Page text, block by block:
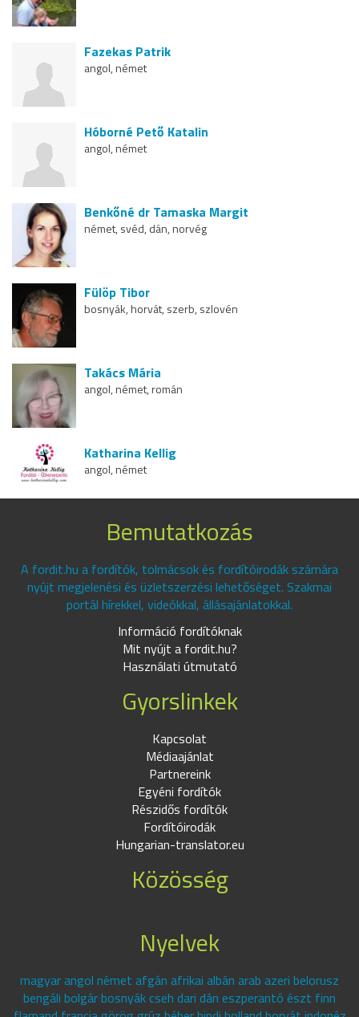
Fazekas Patrik
angol, német
Hóborné Pető Katalin
angol, német
Benkőné dr Tamaska Margit
német, svéd, dán, norvég
Fülöp Tibor
bosnyák, horvát, szerb, szlovén
Takács Mária
angol, német, román
Katharina Kellig
angol, német
Bemutatkozás
A fordit.hu a fordítók, tolmácsok és fordítóirodák számára
nyújt megjelenési és üzletszerzési lehetőséget. Szakmai
portál hírekkel, videókkal, állásajánlatokkal.
Információ fordítóknak
Mit nyújt a fordit.hu?
Használati útmutató
Gyorslinkek
Kapcsolat
Médiaajánlat
Partnereink
Egyéni fordítók
Részidős fordítók
Fordítóirodák
Hungarian-translator.eu
Közösség
Nyelvek
magyar angol német afgán afrikai albán arab azeri belorusz
bengáli bolgár bosnyák cseh dari dán eszperantó észt finn